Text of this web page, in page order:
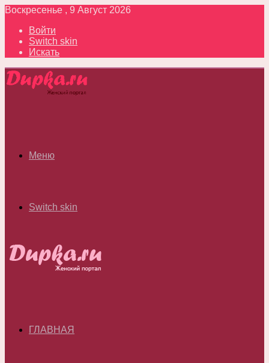
Воскресенье , 9 Август 2026
Войти
Switch skin
Искать
Меню
Switch skin
ГЛАВНАЯ